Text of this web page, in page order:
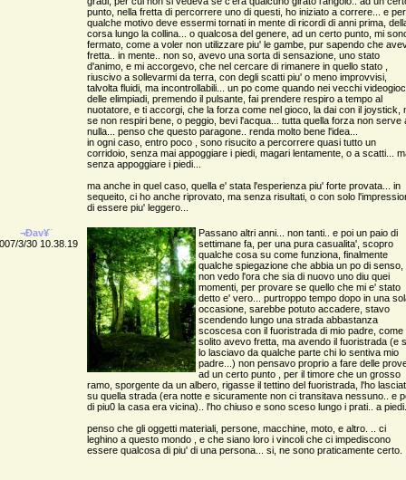
punto, nella fretta di percorrere uno di questi, ho iniziato a correre... e per
qualche motivo deve essermi tornati in mente di ricordi di anni prima,
corsa lungo la collina... o qualcosa del genere, ad un certo punto, mi
fermato, come a voler non utilizzare piu' le gambe, pur sapendo che
fretta.. in mente.. non so, avevo una sorta di sensazione, uno stato
d'animo, e mi accorgevo, che nel cercare di rimanere in quello stato ,
riuscivo a sollevarmi da terra, con degli scatti piu' o meno improvvisi,
talvolta fluidi, ma incontrollabili... un po come quando nei vecchi
delle elimpiadi, premendo il pulsante, fai prendere respiro a tempo al
nuotatore, e ti accorgi, che la forza come nel gioco, la dai con il joystick,
se non respiri bene, o peggio, bevi l'acqua... tutta quella forza non serve
nulla... penso che questo paragone.. renda molto bene l'idea...
in ogni caso, entro poco , sono risucito a percorrere quasi tutto un
corridoio, senza mai appoggiare i piedi, magari lentamente, o a scatti...
senza appoggiare i piedi...
ma anche in quel caso, quella e' stata l'esperienza piu' forte provata... in
sequeito, ci ho anche riprovato, ma senza risultati, o con solo
di essere piu' leggero...
¬Ðav¥¨
3/30 10.38.19
Passano altri anni... non tanti.. e poi un paio di
settimane fa, per una pura casualita', scopro
qualche cosa su come funziona, finalmente
qualche spiegazione che abbia un po di senso,
non vedo l'ora che sia di nuovo uno diu quei
momenti, per provare se quello che mi e' stato
detto e' vero... purtroppo tempo dopo in una
occasione, sarebbe potuto accadere, stavo
scendendo lungo una strada abbastanza
scoscesa con il fuoristrada di mio padre, come
solito avevo fretta, ma avendo il fuoristrada (e
lo lasciavo da qualche parte chi lo sentiva mio
padre...) non pensavo proprio a fare delle
ad un certo punto , per il timore che un grosso
ramo, sporgente da un albero, rigasse il tettino del fuoristrada, l'ho
su quella strada (era notte e sicuramente non ci transitava nessuno.. e
di piu0 la casa era vicina).. l'ho chiuso e sono sceso lungo i prati.. a piedi...
penso che gli oggetti materiali, persone, macchine, moto, e altro. .. ci
leghino a questo mondo , e che siano loro i vincoli che ci impediscono
essere qualcosa di piu' di una persona... si, ne sono praticamente certo.